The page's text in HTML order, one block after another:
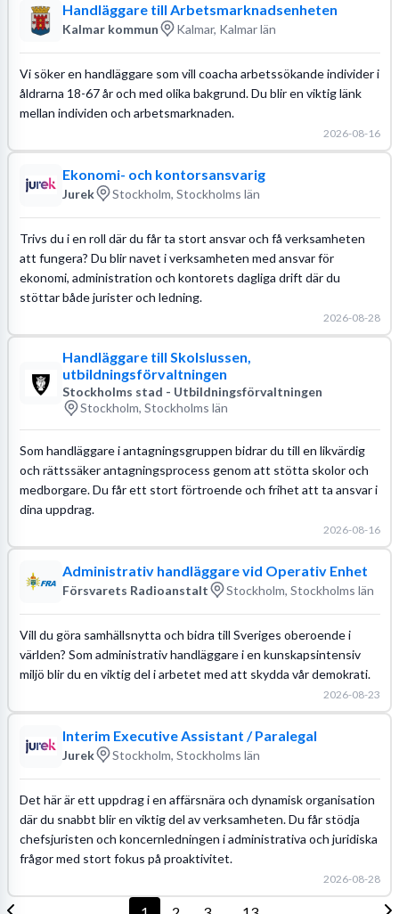
Handläggare till Arbetsmarknadsenheten
Kalmar kommun Kalmar, Kalmar län
Vi söker en handläggare som vill coacha arbetssökande individer i
åldrarna 18-67 år och med olika bakgrund. Du blir en viktig länk
mellan individen och arbetsmarknaden.
2026-08-16
Ekonomi- och kontorsansvarig
Jurek Stockholm, Stockholms län
Trivs du i en roll där du får ta stort ansvar och få verksamheten
att fungera? Du blir navet i verksamheten med ansvar för
ekonomi, administration och kontorets dagliga drift där du
stöttar både jurister och ledning.
2026-08-28
Handläggare till Skolslussen,
utbildningsförvaltningen
Stockholms stad - Utbildningsförvaltningen
Stockholm, Stockholms län
Som handläggare i antagningsgruppen bidrar du till en likvärdig
och rättssäker antagningsprocess genom att stötta skolor och
medborgare. Du får ett stort förtroende och frihet att ta ansvar i
dina uppdrag.
2026-08-16
Administrativ handläggare vid Operativ Enhet
Försvarets Radioanstalt Stockholm, Stockholms län
Vill du göra samhällsnytta och bidra till Sveriges oberoende i
världen? Som administrativ handläggare i en kunskapsintensiv
miljö blir du en viktig del i arbetet med att skydda vår demokrati.
2026-08-23
Interim Executive Assistant / Paralegal
Jurek Stockholm, Stockholms län
Det här är ett uppdrag i en affärsnära och dynamisk organisation
där du snabbt blir en viktig del av verksamheten. Du får stödja
chefsjuristen och koncernledningen i administrativa och juridiska
frågor med stort fokus på proaktivitet.
2026-08-28